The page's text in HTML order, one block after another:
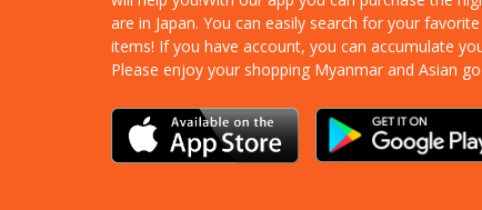
are in Japan. You can easily search for your
items! If you have account, you can accumulate
Please enjoy your shopping Myanmar and Asian